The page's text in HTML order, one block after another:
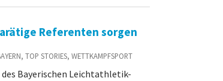
Referenten sorgen
TOP STORIES, WETTKAMPFSPORT
Bayerischen Leichtathletik-